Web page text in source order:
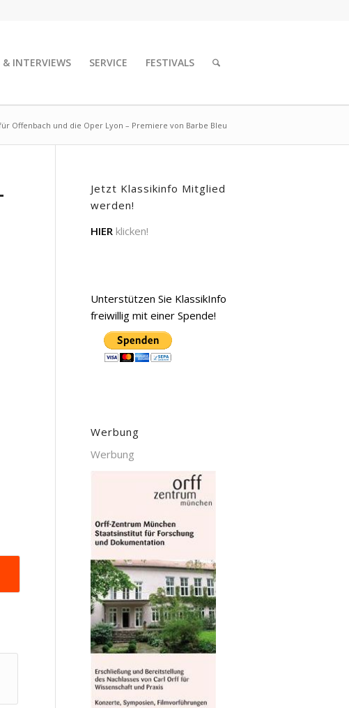
INTERVIEWS SERVICE FESTIVALS
Offenbach und die Oper Lyon – Premiere von Barbe Bleu
Jetzt Klassikinfo Mitglied
werden!
HIER klicken!
Unterstützen Sie KlassikInfo
freiwillig mit einer Spende!
Werbung
Werbung